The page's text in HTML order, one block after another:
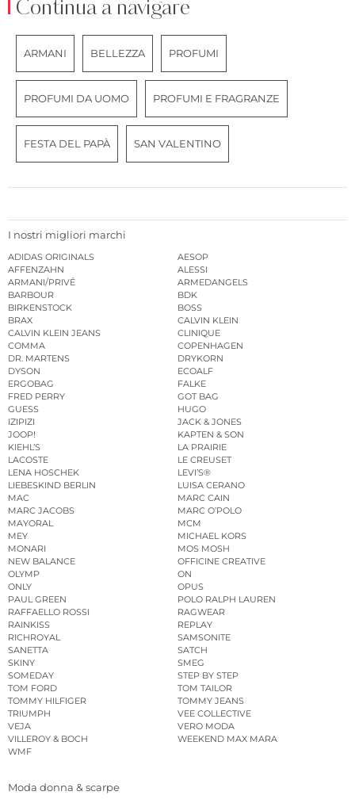
Continua a navigare
ARMANI BELLEZZA PROFUMI
PROFUMI DA UOMO PROFUMI E FRAGRANZE
FESTA DEL PAPÀ SAN VALENTINO
I nostri migliori marchi
ADIDAS ORIGINALS
AESOP
AFFENZAHN
ALESSI
ARMANI/PRIVÉ
ARMEDANGELS
BARBOUR
BDK
BIRKENSTOCK
BOSS
BRAX
CALVIN KLEIN
CALVIN KLEIN JEANS
CLINIQUE
COMMA
COPENHAGEN
DR. MARTENS
DRYKORN
DYSON
ECOALF
ERGOBAG
FALKE
FRED PERRY
GOT BAG
GUESS
HUGO
IZIPIZI
JACK & JONES
JOOP!
KAPTEN & SON
KIEHL’S
LA PRAIRIE
LACOSTE
LE CREUSET
LENA HOSCHEK
LEVI’S®
LIEBESKIND BERLIN
LUISA CERANO
MAC
MARC CAIN
MARC JACOBS
MARC O’POLO
MAYORAL
MCM
MEY
MICHAEL KORS
MONARI
MOS MOSH
NEW BALANCE
OFFICINE CREATIVE
OLYMP
ON
ONLY
OPUS
PAUL GREEN
POLO RALPH LAUREN
RAFFAELLO ROSSI
RAGWEAR
RAINKISS
REPLAY
RICHROYAL
SAMSONITE
SANETTA
SATCH
SKINY
SMEG
SOMEDAY
STEP BY STEP
TOM FORD
TOM TAILOR
TOMMY HILFIGER
TOMMY JEANS
TRIUMPH
VEE COLLECTIVE
VEJA
VERO MODA
VILLEROY & BOCH
WEEKEND MAX MARA
WMF
Moda donna & scarpe